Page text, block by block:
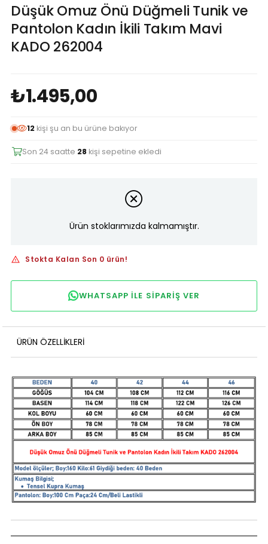
Düşük Omuz Önü Düğmeli Tunik ve
Pantolon Kadın İkili Takım Mavi
KADO 262004
₺1.495,00
12 kişi şu an bu ürüne bakıyor
Son 24 saatte 28 kişi sepetine ekledi
Ürün stoklarımızda kalmamıştır.
Stokta Kalan Son 0 ürün!
WHATSAPP ILE SIPARIŞ VER
ÜRÜN ÖZELLIKLERI